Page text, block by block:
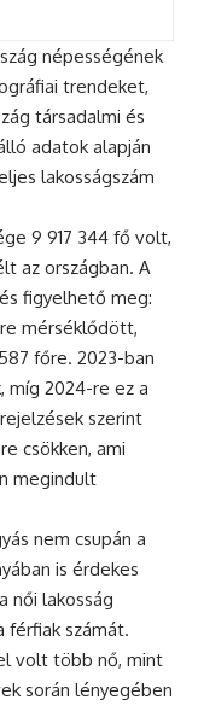
népességének
trendeket,
társadalmi és
adatok alapján
lakosságszám
9 917 344 fő volt,
az országban. A
figyelhető meg:
mérséklődött,
főre. 2023-ban
míg 2024-re ez a
szerint
csökken, ami
megindult
nem csupán a
is érdekes
női lakosság
férfiak számát.
volt több nő, mint
során lényegében